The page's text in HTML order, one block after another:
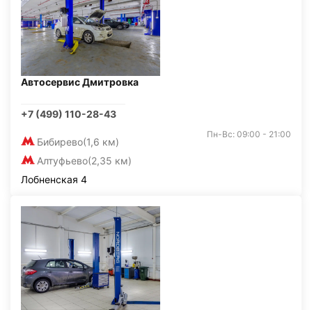
Автосервис Дмитровка
+7 (499) 110-28-43
Бибирево(1,6 км)
Алтуфьево(2,35 км)
Пн-Вс: 09:00 - 21:00
Лобненская 4